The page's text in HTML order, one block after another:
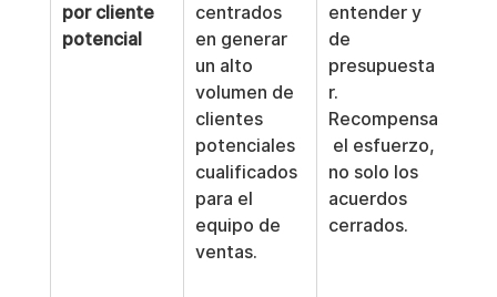
por cliente
potencial
centrados
en generar
un alto
volumen de
clientes
potenciales
cualificados
para el
equipo de
ventas.
entender y
de
presupuesta
r.
Recompensa
el esfuerzo,
no solo los
acuerdos
cerrados.